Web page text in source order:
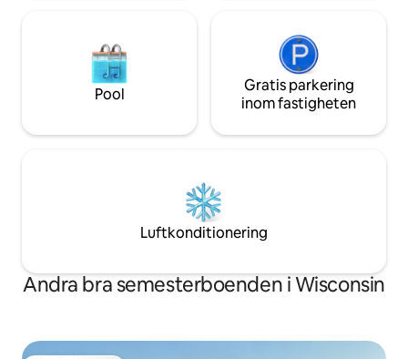
Pool
Gratis parkering
inom fastigheten
Luftkonditionering
Andra bra semesterboenden i Wisconsin